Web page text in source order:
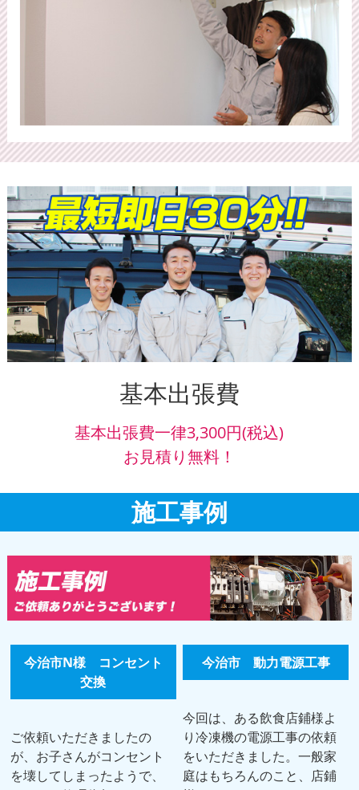
基本出張費
基本出張費一律3,300円(税込)
お見積り無料！
施工事例
今治市N様 コンセント
交換
ご依頼いただきましたの
が、お子さんがコンセント
を壊してしまったようで、
今治市 動力電源工事
今回は、ある飲食店鋪様よ
り冷凍機の電源工事の依頼
をいただきました。一般家
庭はもちろんのこと、店鋪